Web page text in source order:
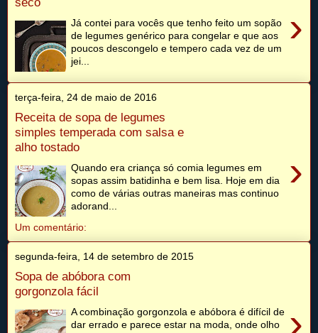
›
Já contei para vocês que tenho feito um sopão
de legumes genérico para congelar e que aos
poucos descongelo e tempero cada vez de um
jei...
terça-feira, 24 de maio de 2016
Receita de sopa de legumes
simples temperada com salsa e
alho tostado
›
Quando era criança só comia legumes em
sopas assim batidinha e bem lisa. Hoje em dia
como de várias outras maneiras mas continuo
adorand...
Um comentário:
segunda-feira, 14 de setembro de 2015
Sopa de abóbora com
gorgonzola fácil
›
A combinação gorgonzola e abóbora é difícil de
dar errado e parece estar na moda, onde olho